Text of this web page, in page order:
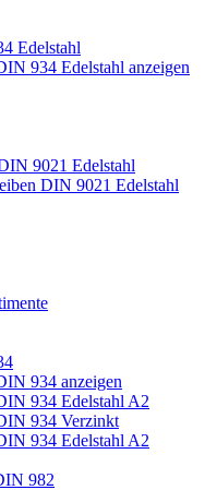
Edelstahl
934 Edelstahl anzeigen
9021 Edelstahl
DIN 9021 Edelstahl
934 anzeigen
934 Edelstahl A2
934 Verzinkt
934 Edelstahl A2
982